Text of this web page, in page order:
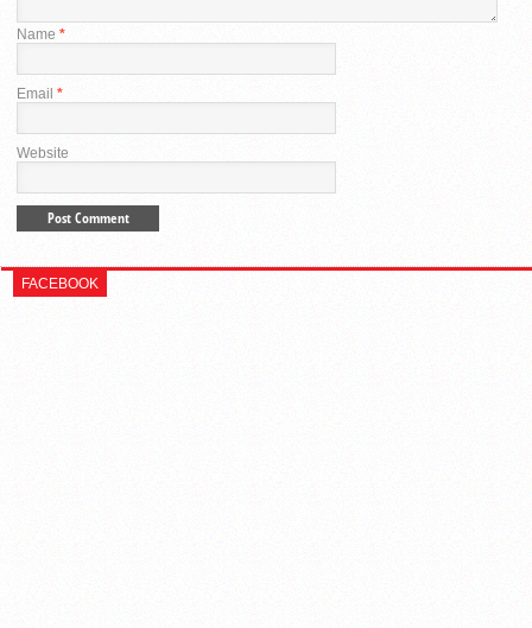
Name *
Email *
Website
FACEBOOK